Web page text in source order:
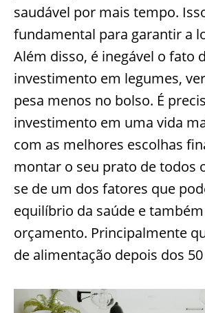
saudável por mais tempo.
fundamental para garantir a
Além disso, é inegável o fato
investimento em legumes,
pesa menos no bolso. É
investimento em uma vida
com as melhores escolhas
montar o seu prato de todos
se de um dos fatores que
equilíbrio da saúde e
orçamento. Principalmente
de alimentação depois dos